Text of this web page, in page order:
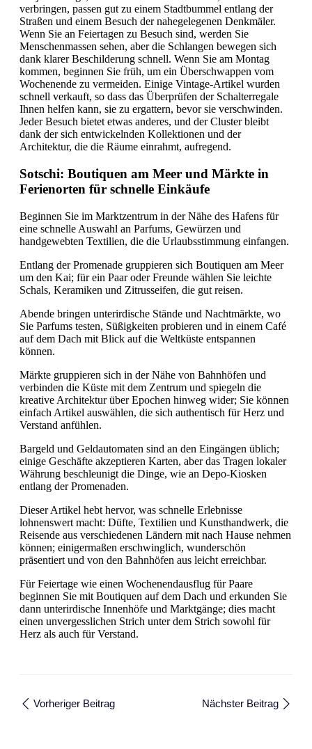
verbringen, passen gut zu einem Stadtbummel entlang der
Straßen und einem Besuch der nahegelegenen Denkmäler.
Wenn Sie an Feiertagen zu Besuch sind, werden Sie
Menschenmassen sehen, aber die Schlangen bewegen sich
dank klarer Beschilderung schnell. Wenn Sie am Montag
kommen, beginnen Sie früh, um ein Überschwappen vom
Wochenende zu vermeiden. Einige Vintage-Artikel wurden
schnell verkauft, so dass das Überprüfen der Schalterregale
Ihnen helfen kann, sie zu ergattern, bevor sie verschwinden.
Jeder Besuch bietet etwas anderes, und der Cluster bleibt
dank der sich entwickelnden Kollektionen und der
Architektur, die die Räume einrahmt, aufregend.
Sotschi: Boutiquen am Meer und Märkte in
Ferienorten für schnelle Einkäufe
Beginnen Sie im Marktzentrum in der Nähe des Hafens für
eine schnelle Auswahl an Parfums, Gewürzen und
handgewebten Textilien, die die Urlaubsstimmung einfangen.
Entlang der Promenade gruppieren sich Boutiquen am Meer
um den Kai; für ein Paar oder Freunde wählen Sie leichte
Schals, Keramiken und Zitrusseifen, die gut reisen.
Abende bringen unterirdische Stände und Nachtmärkte, wo
Sie Parfums testen, Süßigkeiten probieren und in einem Café
auf dem Dach mit Blick auf die Weltküste entspannen
können.
Märkte gruppieren sich in der Nähe von Bahnhöfen und
verbinden die Küste mit dem Zentrum und spiegeln die
kreative Architektur über Epochen hinweg wider; Sie können
einfach Artikel auswählen, die sich authentisch für Herz und
Verstand anfühlen.
Bargeld und Geldautomaten sind an den Eingängen üblich;
einige Geschäfte akzeptieren Karten, aber das Tragen lokaler
Währung beschleunigt die Dinge, wie an Depo-Kiosken
entlang der Promenaden.
Dieser Artikel hebt hervor, was schnelle Erlebnisse
lohnenswert macht: Düfte, Textilien und Kunsthandwerk, die
Reisende aus verschiedenen Ländern mit nach Hause nehmen
können; einigermaßen erschwinglich, wunderschön
präsentiert und von den Bahnhöfen aus leicht erreichbar.
Für Feiertage wie einen Wochenendausflug für Paare
beginnen Sie mit Boutiquen auf dem Dach und erkunden Sie
dann unterirdische Innenhöfe und Marktgänge; dies macht
einen unvergesslichen Strich unter dem Strich sowohl für
Herz als auch für Verstand.
Vorheriger Beitrag Nächster Beitrag